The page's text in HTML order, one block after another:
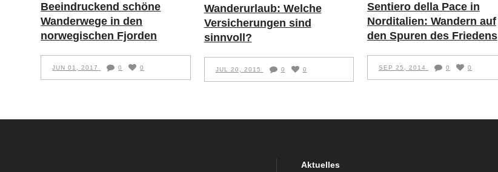
Beeindruckend schöne
Wanderwege in den
norwegischen Fjorden
JUN 01, 2017 0 0
Wanderurlaub: Welche
Versicherungen sind
sinnvoll?
JUL 20, 2015 0 0
Sentiero della Pace in
Norditalien: Wandern auf
den Spuren des Friedens
SEP 25, 2014 0 0
Aktuelles